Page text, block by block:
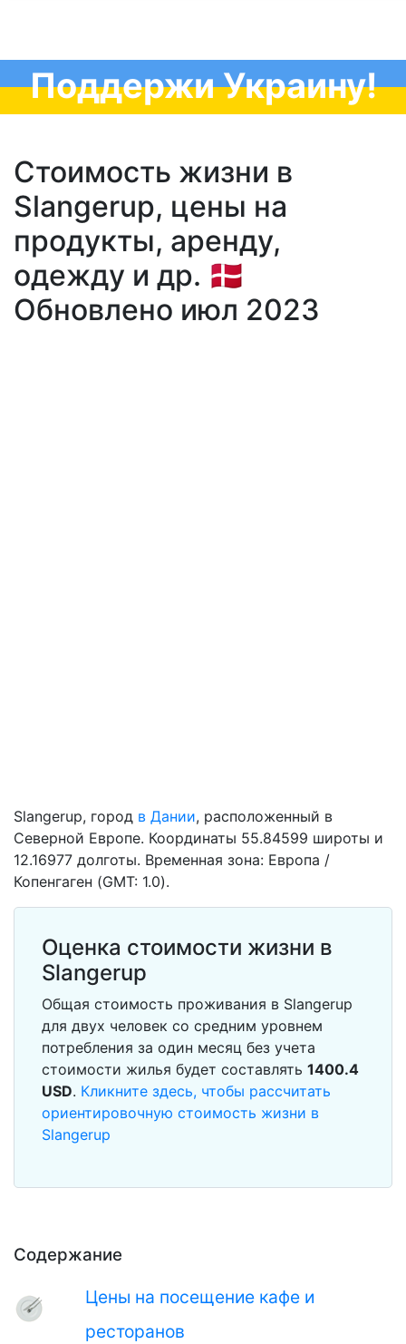
Поддержи Украину!
Стоимость жизни в
Slangerup, цены на
продукты, аренду,
одежду и др. 🇩🇰
Обновлено июл 2023
Содержание
Цены на посещение кафе и
ресторанов
Slangerup, город в Дании, расположенный в
Северной Европе. Координаты 55.84599 широты и
12.16977 долготы. Временная зона: Европа /
Копенгаген (GMT: 1.0).
Оценка стоимости жизни в
Slangerup
Общая стоимость проживания в Slangerup
для двух человек со средним уровнем
потребления за один месяц без учета
стоимости жилья будет составлять 1400.4
USD. Кликните здесь, чтобы рассчитать
ориентировочную стоимость жизни в
Slangerup